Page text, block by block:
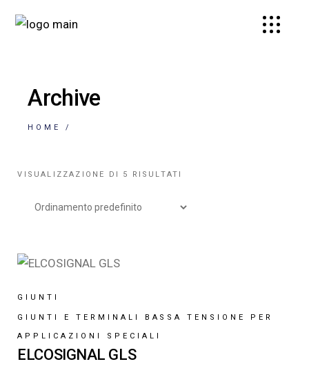
Archive
HOME
VISUALIZZAZIONE DI 5 RISULTATI
GIUNTI
GIUNTI E TERMINALI BASSA TENSIONE PER
APPLICAZIONI SPECIALI
ELCOSIGNAL GLS